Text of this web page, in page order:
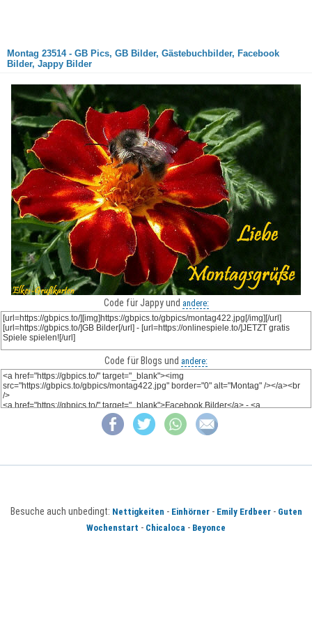
Montag 23514 - GB Pics, GB Bilder, Gästebuchbilder, Facebook
Bilder, Jappy Bilder
Code für Jappy und andere:
Code für Blogs und andere:
Besuche auch unbedingt: Nettigkeiten - Einhörner- Emily Erdbeer- Guten
Wochenstart - Chicaloca - Beyonce